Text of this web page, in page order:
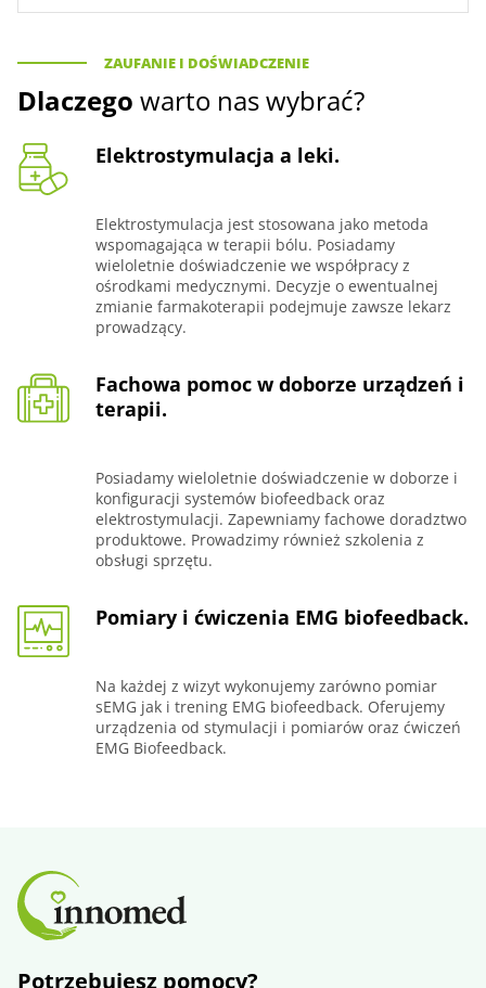
ZAUFANIE I DOŚWIADCZENIE
Dlaczego warto nas wybrać?
Elektrostymulacja a leki.
Elektrostymulacja jest stosowana jako metoda
wspomagająca w terapii bólu. Posiadamy
wieloletnie doświadczenie we współpracy z
ośrodkami medycznymi. Decyzje o ewentualnej
zmianie farmakoterapii podejmuje zawsze lekarz
prowadzący.
Fachowa pomoc w doborze urządzeń i
terapii.
Posiadamy wieloletnie doświadczenie w doborze i
konfiguracji systemów biofeedback oraz
elektrostymulacji. Zapewniamy fachowe doradztwo
produktowe. Prowadzimy również szkolenia z
obsługi sprzętu.
Pomiary i ćwiczenia EMG biofeedback.
Na każdej z wizyt wykonujemy zarówno pomiar
sEMG jak i trening EMG biofeedback. Oferujemy
urządzenia od stymulacji i pomiarów oraz ćwiczeń
EMG Biofeedback.
Potrzebujesz pomocy?